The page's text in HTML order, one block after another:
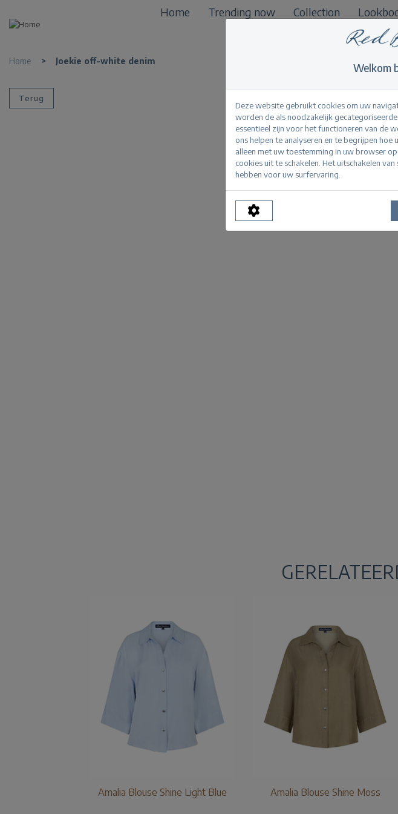
Home Trending now Collection
Home > Joekie off-white denim
Terug
Amalia Blouse Shine Light Blue Amalia Blouse Shine Moss
Welkom
Deze website gebruikt cookies om uw
worden de als noodzakelijk
essentieel zijn voor het functioneren van de
ons helpen te analyseren en te begrijpen
alleen met uw toestemming in uw browser
cookies uit te schakelen. Het uitschakelen
hebben voor uw surfervaring.